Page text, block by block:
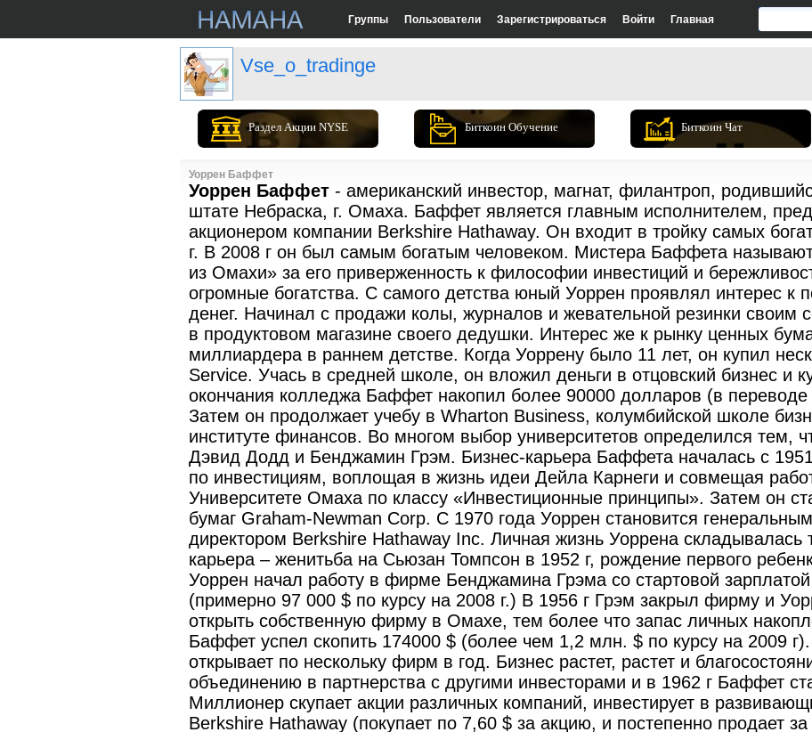
Группы Пользователи Зарегистрироваться Войти Главная
Vse_o_tradinge
Раздел Акции NYSE Биткоин Обучение Биткоин Чат
Уоррен Баффет
Уоррен Баффет - американский инвестор, магнат, филантроп,
штате Небраска, г. Омаха. Баффет является главным исполнителем,
акционером компании Berkshire Hathaway. Он входит в тройку самых
г. В 2008 г он был самым богатым человеком. Мистера Баффета
из Омахи» за его приверженность к философии инвестиций и
огромные богатства. С самого детства юный Уоррен проявлял интерес к
денег. Начинал с продажи колы, журналов и жевательной резинки своим
в продуктовом магазине своего дедушки. Интерес же к рынку ценных
миллиардера в раннем детстве. Когда Уоррену было 11 лет, он купил
Service. Учась в средней школе, он вложил деньги в отцовский бизнес и
окончания колледжа Баффет накопил более 90000 долларов (в
Затем он продолжает учебу в Wharton Business, колумбийской школе
институте финансов. Во многом выбор университетов определился тем,
Дэвид Додд и Бенджамин Грэм. Бизнес-карьера Баффета началась с
по инвестициям, воплощая в жизнь идеи Дейла Карнеги и совмещая
Университете Омаха по классу «Инвестиционные принципы». Затем он
бумаг Graham-Newman Corp. С 1970 года Уоррен становится
директором Berkshire Hathaway Inc. Личная жизнь Уоррена складывалась
карьера – женитьба на Сьюзан Томпсон в 1952 г, рождение первого
Уоррен начал работу в фирме Бенджамина Грэма со стартовой
(примерно 97 000 $ по курсу на 2008 г.) В 1956 г Грэм закрыл фирму и
открыть собственную фирму в Омахе, тем более что запас личных
Баффет успел скопить 174000 $ (более чем 1,2 млн. $ по курсу на 2009
открывает по нескольку фирм в год. Бизнес растет, растет и
объединению в партнерства с другими инвесторами и в 1962 г Баффет
Миллионер скупает акции различных компаний, инвестирует в
Berkshire Hathaway (покупает по 7,60 $ за акцию, и постепенно продает